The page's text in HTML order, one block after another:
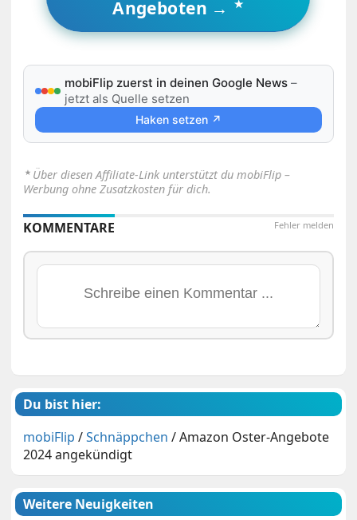
Angeboten →
mobiFlip zuerst in deinen Google News –
jetzt als Quelle setzen
Haken setzen ↗
⋆ Über diesen Affiliate-Link unterstützt du mobiFlip –
Werbung ohne Zusatzkosten für dich.
Fehler melden
KOMMENTARE
Du bist hier:
mobiFlip /Schnäppchen /Amazon Oster-Angebote
2024 angekündigt
Weitere Neuigkeiten